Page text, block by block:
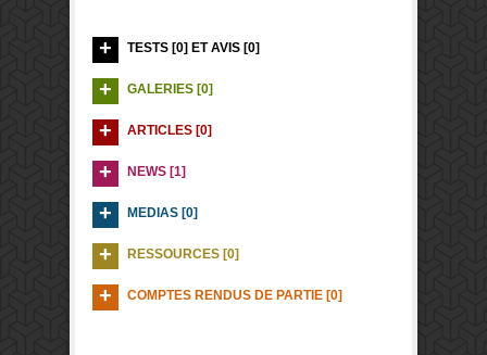
TESTS [0] ET AVIS [0]
GALERIES [0]
ARTICLES [0]
NEWS [1]
MEDIAS [0]
RESSOURCES [0]
COMPTES RENDUS DE PARTIE [0]